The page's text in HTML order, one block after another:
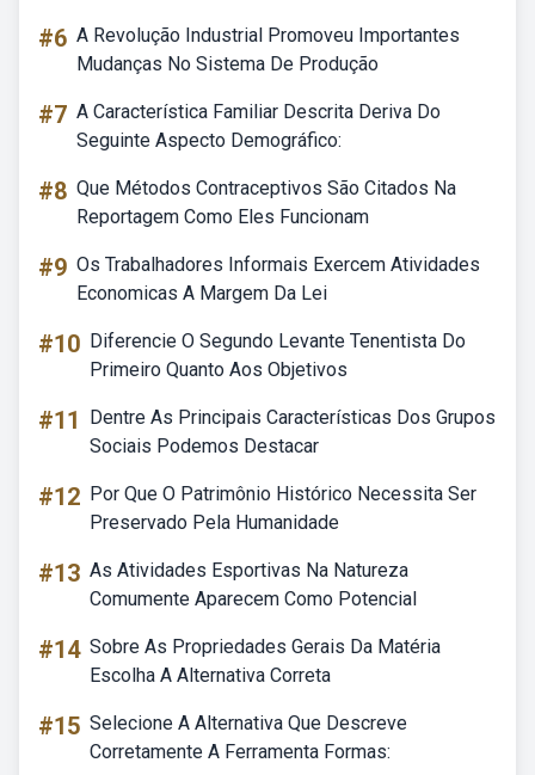
#6 A Revolução Industrial Promoveu Importantes
Mudanças No Sistema De Produção
#7 A Característica Familiar Descrita Deriva Do
Seguinte Aspecto Demográfico:
#8 Que Métodos Contraceptivos São Citados Na
Reportagem Como Eles Funcionam
#9 Os Trabalhadores Informais Exercem Atividades
Economicas A Margem Da Lei
#10 Diferencie O Segundo Levante Tenentista Do
Primeiro Quanto Aos Objetivos
#11
Dentre As Principais Características Dos Grupos
Sociais Podemos Destacar
#12 Por Que O Patrimônio Histórico Necessita Ser
Preservado Pela Humanidade
#13 As Atividades Esportivas Na Natureza
Comumente Aparecem Como Potencial
#14 Sobre As Propriedades Gerais Da Matéria
Escolha A Alternativa Correta
#15 Selecione A Alternativa Que Descreve
Corretamente A Ferramenta Formas: